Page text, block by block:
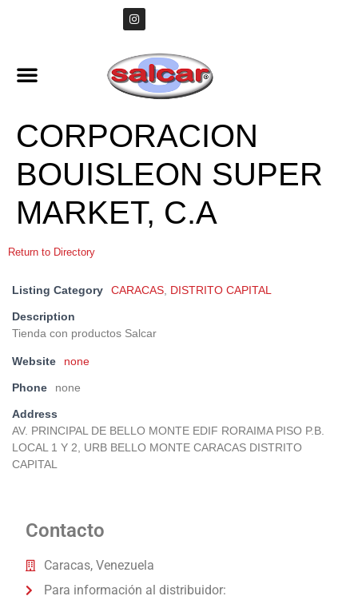
CORPORACION
BOUISLEON SUPER
MARKET, C.A
Return to Directory
Listing Category CARACAS DISTRITO CAPITAL
Description
Tienda con productos Salcar
Website none
Phone none
Address
AV. PRINCIPAL DE BELLO MONTE EDIF RORAIMA PISO P.B.
LOCAL 1 Y 2, URB BELLO MONTE CARACAS DISTRITO
CAPITAL
Contacto
Caracas, Venezuela
Para información al distribuidor: